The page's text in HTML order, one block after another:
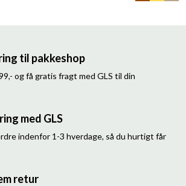
til pakkeshop
og få gratis fragt med GLS til din
med GLS
indenfor 1-3 hverdage, så du hurtigt får
retur